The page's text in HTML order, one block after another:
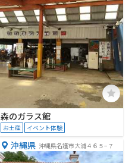
森のガラス館
お土産 イベント体験
沖縄県 沖縄県名護市大浦４６５−７